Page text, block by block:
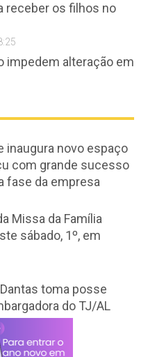
receber os filhos no
impedem alteração em
inaugura novo espaço
com grande sucesso
fase da empresa
Missa da Família
sábado, 1º, em
toma posse
do TJ/AL